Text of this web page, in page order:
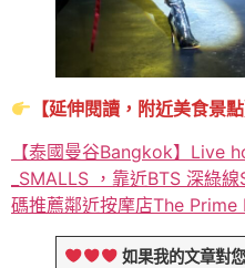
【延伸閱讀，附近美食景點
【泰國曼谷Bangkok】Live
_SMALLS ，靠近BTS 深綠
碼推薦鄰近按摩店The Prime
如果我的文章對